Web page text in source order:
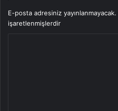
E-posta adresiniz yayınlanmayacak.
işaretlenmişlerdir